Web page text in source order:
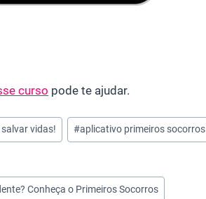
curso pode te ajudar.
vidas! #aplicativo primeiros socorros
Conheça o Primeiros Socorros